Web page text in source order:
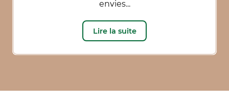
envies...
Lire la suite